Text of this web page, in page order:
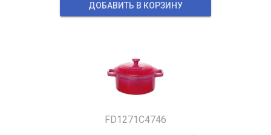
ДОБАВИТЬ В КОРЗИНУ
FD1271C4746